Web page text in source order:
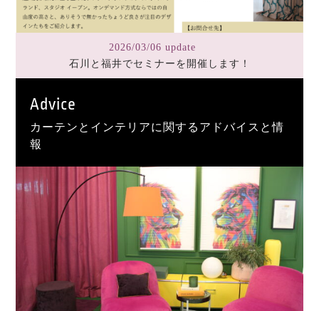
2026/03/06 update
石川と福井でセミナーを開催します！
Advice
カーテンとインテリアに関するアドバイスと情
報